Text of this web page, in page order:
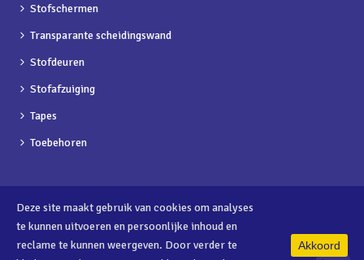
Stofschermen
Transparante scheidingswand
Stofdeuren
Stofafzuiging
Tapes
Toebehoren
0
Deze site maakt gebruik van cookies om analyses
te kunnen uitvoeren en persoonlijke inhoud en
reclame te kunnen weergeven. Door verder te
Akkoord